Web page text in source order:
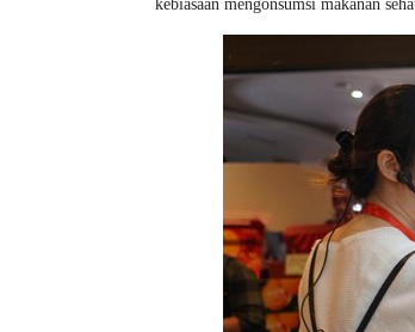
kebiasaan mengonsumsi makanan